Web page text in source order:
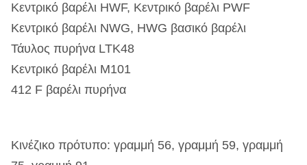
Κεντρικό βαρέλι HWF, Κεντρικό βαρέλι PWF
Κεντρικό βαρέλι NWG, HWG βασικό βαρέλι
Τάυλος πυρήνα LTK48
Κεντρικό βαρέλι M101
412 F βαρέλι πυρήνα
Κινέζικο πρότυπο: γραμμή 56, γραμμή 59, γραμμή